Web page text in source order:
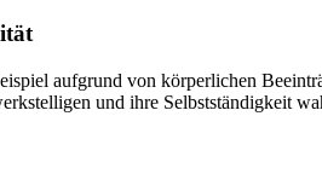
aufgrund von körperlichen
und ihre Selbstständigkeit